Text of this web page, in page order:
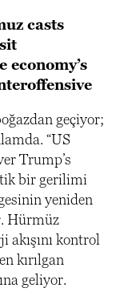
casts
economy’s
geçiyor;
“US
Trump’s
bir gerilimi
yeniden
Hürmüz
akışını kontrol
kırılgan
geliyor.